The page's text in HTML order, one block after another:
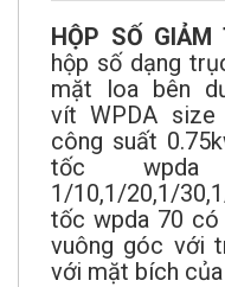
HỘP SỐ
hộp số dạng
mặt loa bên
vít WPDA
công suất
tốc
1/10,1/20,1/
tốc wpda 70
vuông góc với
với mặt bích